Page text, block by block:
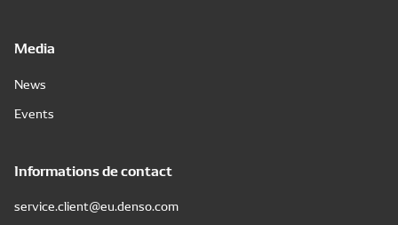
Media
News
Events
Informations de contact
service.client@eu.denso.com